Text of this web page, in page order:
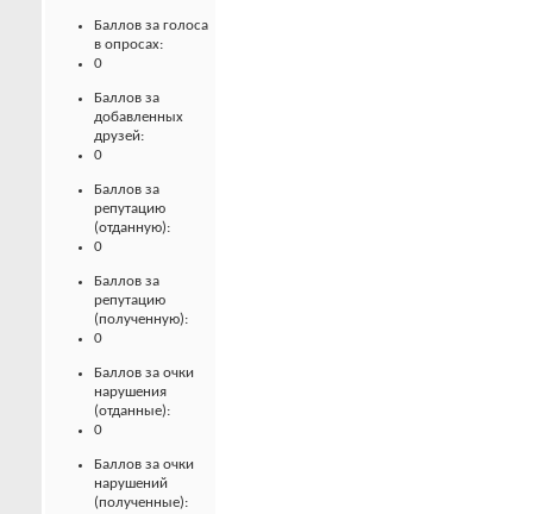
Баллов за голоса
в опросах:
0
Баллов за
добавленных
друзей:
0
Баллов за
репутацию
(отданную):
0
Баллов за
репутацию
(полученную):
0
Баллов за очки
нарушения
(отданные):
0
Баллов за очки
нарушений
(полученные):